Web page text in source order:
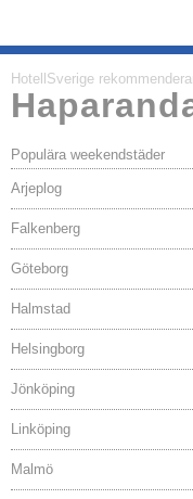
HotellSverige
Populära weekendstäder
Arjeplog
Falkenberg
Göteborg
Halmstad
Helsingborg
Jönköping
Linköping
Malmö